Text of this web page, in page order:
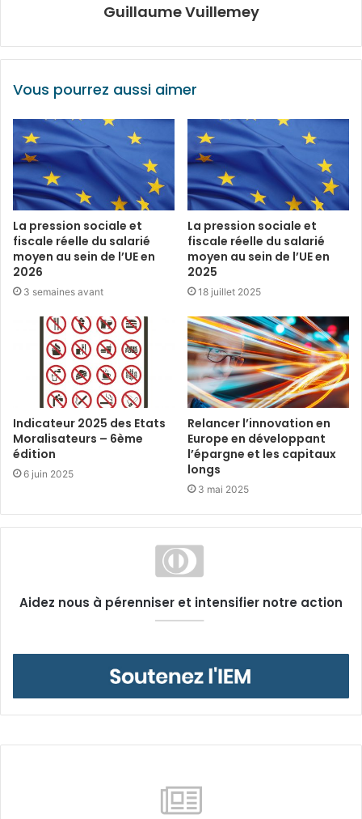
Guillaume Vuillemey
Vous pourrez aussi aimer
La pression sociale et
fiscale réelle du salarié
moyen au sein de l’UE en
2026
3 semaines avant
La pression sociale et
fiscale réelle du salarié
moyen au sein de l’UE en
2025
18 juillet 2025
Indicateur 2025 des Etats
Moralisateurs – 6ème
édition
6 juin 2025
Relancer l’innovation en
Europe en développant
l’épargne et les capitaux
longs
3 mai 2025
Aidez nous à pérenniser et intensifier notre action